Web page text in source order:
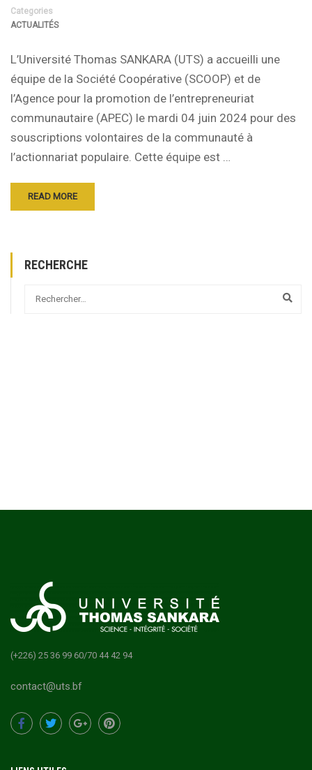
Categories
ACTUALITÉS
L’Université Thomas SANKARA (UTS) a accueilli une
équipe de la Société Coopérative (SCOOP) et de
l’Agence pour la promotion de l’entrepreneuriat
communautaire (APEC) le mardi 04 juin 2024 pour des
souscriptions volontaires de la communauté à
l’actionnariat populaire. Cette équipe est …
READ MORE
RECHERCHE
(+226) 25 36 99 60/70 44 42 94
contact@uts.bf